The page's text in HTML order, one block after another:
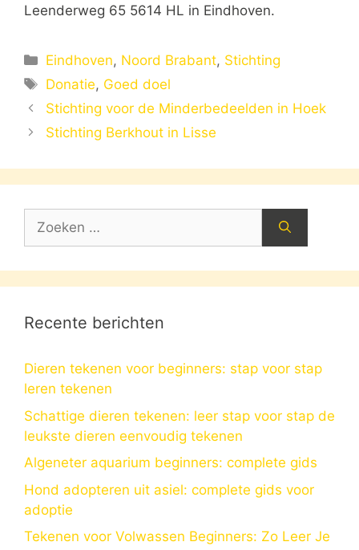
Leenderweg 65 5614 HL in Eindhoven.
Categorieën
Eindhoven, Noord Brabant, Stichting
Tags
Donatie, Goed doel
Stichting voor de Minderbedeelden in Hoek
Stichting Berkhout in Lisse
Zoek
Recente berichten
Dieren tekenen voor beginners: stap voor stap
leren tekenen
Schattige dieren tekenen: leer stap voor stap de
leukste dieren eenvoudig tekenen
Algeneter aquarium beginners: complete gids
Hond adopteren uit asiel: complete gids voor
adoptie
Tekenen voor Volwassen Beginners: Zo Leer Je